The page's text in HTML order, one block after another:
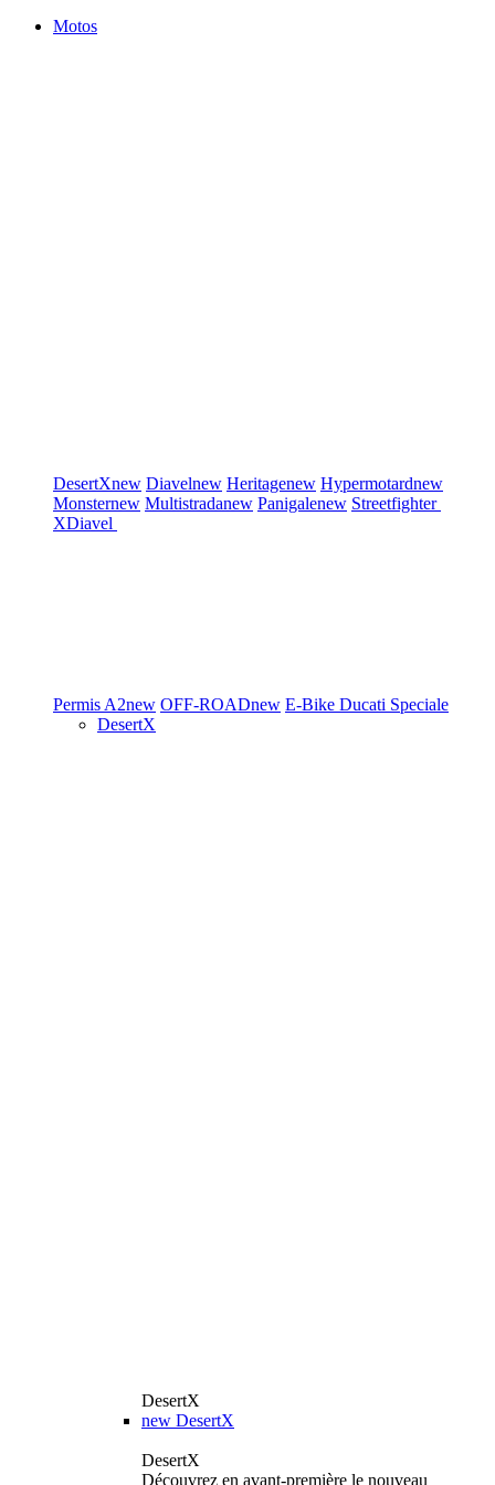
Motos
DesertXnew Diavelnew Heritagenew Hypermotardnew
Monsternew Multistradanew Panigalenew Streetfighter
XDiavel
Permis A2new OFF-ROADnew E-Bike Ducati Speciale
DesertX
DesertX
new DesertX
DesertX
Découvrez en avant-première le nouveau